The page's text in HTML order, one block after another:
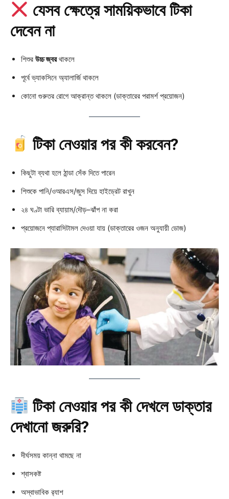
যেসব ক্ষেত্রে সাময়িকভাবে টিকা
দেবেন না
শিশুর উচ্চ জ্বরথাকলে
পূর্বে ভ্যাকসিনে অ্যালার্জি থাকলে
কোনো গুরুতর রোগে আক্রান্ত থাকলে (ডাক্তারের পরামর্শ প্রয়োজন)
টিকা নেওয়ার পর কী করবেন?
কিছুটা ব্যথা হলে ঠান্ডা সেঁক দিতে পারেন
শিশুকে পানি/ওআরএস/জুস দিয়ে হাইড্রেট রাখুন
২৪ ঘণ্টা ভারি ব্যায়াম/দৌড়–ঝাঁপ না করা
প্রয়োজনে প্যারাসিটামল দেওয়া যায় (ডাক্তারের ওজন অনুযায়ী ডোজ)
টিকা নেওয়ার পর কী দেখলে ডাক্তার
দেখানো জরুরি?
দীর্ঘসময় কান্না থামছে না
শ্বাসকষ্ট
অস্বাভাবিক র‍্যাশ